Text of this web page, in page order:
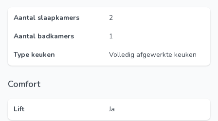
Aantal slaapkamers
2
Aantal badkamers
1
Type keuken
Volledig afgewerkte keuken
Comfort
Lift Ja